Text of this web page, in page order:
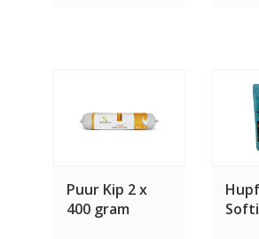
Puur Kip 2 x
400 gram